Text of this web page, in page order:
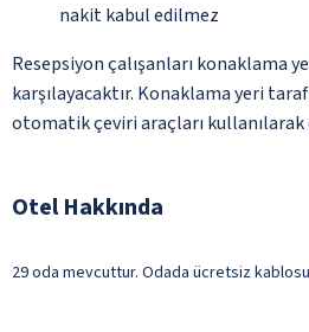
nakit kabul edilmez
Resepsiyon çalışanları konaklama
karşılayacaktır. Konaklama yeri
otomatik çeviri araçları
Otel Hakkında
29 oda mevcuttur. Odada ücretsiz